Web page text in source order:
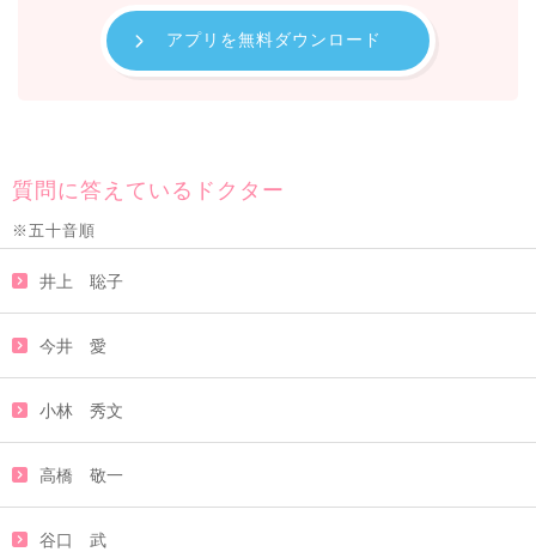
アプリを無料ダウンロード
質問に答えているドクター
※五十音順
井上 聡子
今井 愛
小林 秀文
高橋 敬一
谷口 武